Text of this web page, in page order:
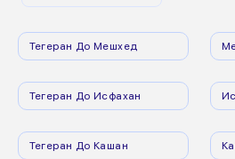
Тегеран До Мешхед
Тегеран До Исфахан
Тегеран До Кашан